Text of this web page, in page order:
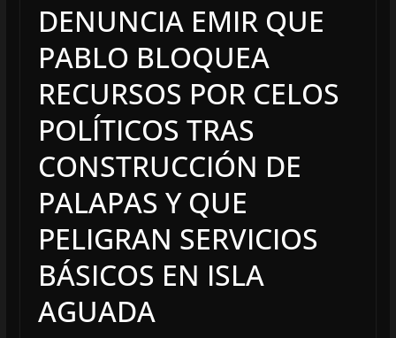
DENUNCIA EMIR QUE
PABLO BLOQUEA
RECURSOS POR CELOS
POLÍTICOS TRAS
CONSTRUCCIÓN DE
PALAPAS Y QUE
PELIGRAN SERVICIOS
BÁSICOS EN ISLA
AGUADA